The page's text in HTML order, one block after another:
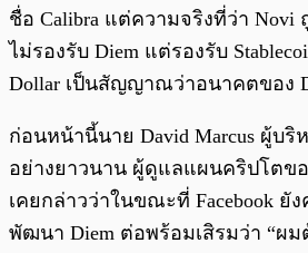
ชื่อ Calibra แต่ความจริงที่ว่า Novi
ไม่รองรับ Diem แต่รองรับ
Dollar เป็นสัญญาณว่าอนาคตของ
ก่อนหน้านี้นาย David Marcus ผู้บริห
อย่างยาวนาน ผู้ดูแลแผนคริปโตขอ
เคยกล่าวว่าในขณะที่ Facebook ยั
พัฒนา Diem ต่อพร้อมเสิรมว่า “ผ